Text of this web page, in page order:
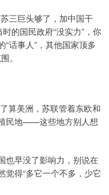
三巨头够了，加中国干
的国民政府“没实力”，你
话事人”，其他国家顶多
。
算美洲，苏联管着东欧和
民地——这些地方别人想
也早没了影响力，别说在
觉得“多它一个不多，少它